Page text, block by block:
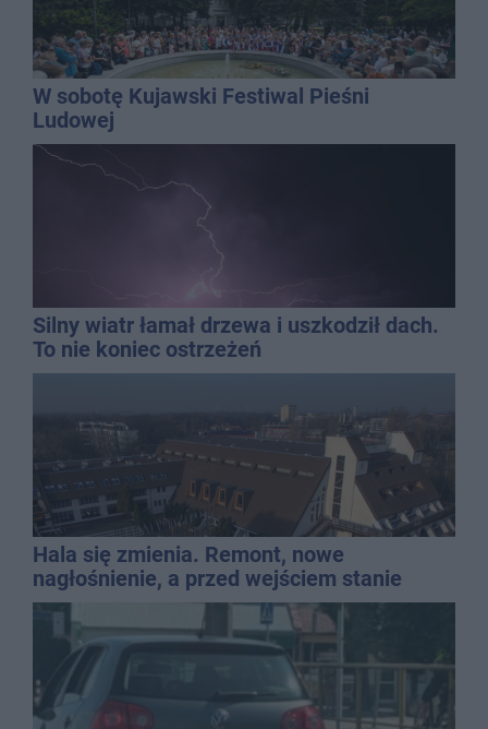
W sobotę Kujawski Festiwal Pieśni
Ludowej
Silny wiatr łamał drzewa i uszkodził dach.
To nie koniec ostrzeżeń
Hala się zmienia. Remont, nowe
nagłośnienie, a przed wejściem stanie
QEMETICA ARENA